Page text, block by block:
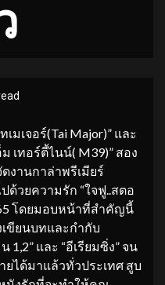
เมเจอร์(Tai Major)” และ
ม เทอร์ตี้ไนน์( M39)” สอง
งานกาล่าพรีเมียร์
ด้วยความรัก “ใจฟู..สตอ
โดยมอบหน้าที่สำคัญนี้
ขียนบทและกำกับ
และ “อีเรียมซิ่ง” จน
ยได้มาแล้วทั่วประเทศ สูบ